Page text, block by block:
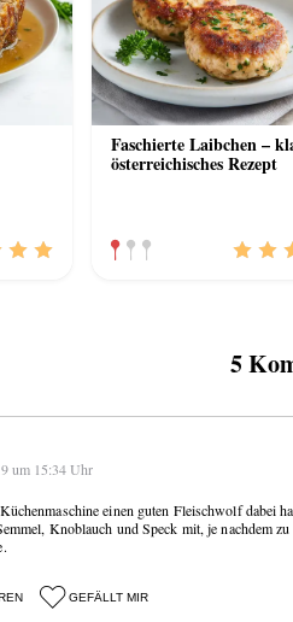
Faschierte Laibchen –
österreichisches Rezept
5
um 15:34 Uhr
einen guten Fleischwolf dabei
Knoblauch und Speck mit, je nachdem
GEFÄLLT MIR